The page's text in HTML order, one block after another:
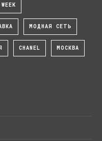
МОДНАЯ СЕТЬ
CHANEL МОСКВА